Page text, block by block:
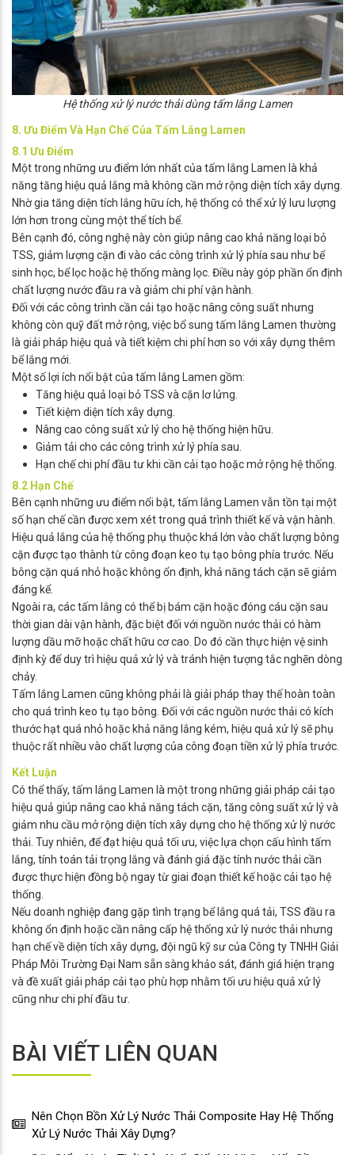
Hệ thống xử lý nước thải dùng tấm lắng Lamen
8. Ưu Điểm Và Hạn Chế Của Tấm Lắng Lamen
8.1 Ưu Điểm
Một trong những ưu điểm lớn nhất của tấm lắng Lamen là khả
năng tăng hiệu quả lắng mà không cần mở rộng diện tích xây dựng.
Nhờ gia tăng diện tích lắng hữu ích, hệ thống có thể xử lý lưu lượng
lớn hơn trong cùng một thể tích bể.
Bên cạnh đó, công nghệ này còn giúp nâng cao khả năng loại bỏ
TSS, giảm lượng cặn đi vào các công trình xử lý phía sau như bể
sinh học, bể lọc hoặc hệ thống màng lọc. Điều này góp phần ổn định
chất lượng nước đầu ra và giảm chi phí vận hành.
Đối với các công trình cần cải tạo hoặc nâng công suất nhưng
không còn quỹ đất mở rộng, việc bổ sung tấm lắng Lamen thường
là giải pháp hiệu quả và tiết kiệm chi phí hơn so với xây dựng thêm
bể lắng mới.
Một số lợi ích nổi bật của tấm lắng Lamen gồm:
Tăng hiệu quả loại bỏ TSS và cặn lơ lửng.
Tiết kiệm diện tích xây dựng.
Nâng cao công suất xử lý cho hệ thống hiện hữu.
Giảm tải cho các công trình xử lý phía sau.
Hạn chế chi phí đầu tư khi cần cải tạo hoặc mở rộng hệ thống.
8.2 Hạn Chế
Bên cạnh những ưu điểm nổi bật, tấm lắng Lamen vẫn tồn tại một
số hạn chế cần được xem xét trong quá trình thiết kế và vận hành.
Hiệu quả lắng của hệ thống phụ thuộc khá lớn vào chất lượng bông
cặn được tạo thành từ công đoạn keo tụ tạo bông phía trước. Nếu
bông cặn quá nhỏ hoặc không ổn định, khả năng tách cặn sẽ giảm
đáng kể.
Ngoài ra, các tấm lắng có thể bị bám cặn hoặc đóng cáu cặn sau
thời gian dài vận hành, đặc biệt đối với nguồn nước thải có hàm
lượng dầu mỡ hoặc chất hữu cơ cao. Do đó cần thực hiện vệ sinh
định kỳ để duy trì hiệu quả xử lý và tránh hiện tượng tắc nghẽn dòng
chảy.
Tấm lắng Lamen cũng không phải là giải pháp thay thế hoàn toàn
cho quá trình keo tụ tạo bông. Đối với các nguồn nước thải có kích
thước hạt quá nhỏ hoặc khả năng lắng kém, hiệu quả xử lý sẽ phụ
thuộc rất nhiều vào chất lượng của công đoạn tiền xử lý phía trước.
Kết Luận
Có thể thấy, tấm lắng Lamen là một trong những giải pháp cải tạo
hiệu quả giúp nâng cao khả năng tách cặn, tăng công suất xử lý và
giảm nhu cầu mở rộng diện tích xây dựng cho hệ thống xử lý nước
thải. Tuy nhiên, để đạt hiệu quả tối ưu, việc lựa chọn cấu hình tấm
lắng, tính toán tải trọng lắng và đánh giá đặc tính nước thải cần
được thực hiện đồng bộ ngay từ giai đoạn thiết kế hoặc cải tạo hệ
thống.
Nếu doanh nghiệp đang gặp tình trạng bể lắng quá tải, TSS đầu ra
không ổn định hoặc cần nâng cấp hệ thống xử lý nước thải nhưng
hạn chế về diện tích xây dựng, đội ngũ kỹ sư của Công ty TNHH Giải
Pháp Môi Trường Đại Nam sẵn sàng khảo sát, đánh giá hiện trạng
và đề xuất giải pháp cải tạo phù hợp nhằm tối ưu hiệu quả xử lý
cũng như chi phí đầu tư.
BÀI VIẾT LIÊN QUAN
Nên Chọn Bồn Xử Lý Nước Thải Composite Hay Hệ Thống
Xử Lý Nước Thải Xây Dựng?